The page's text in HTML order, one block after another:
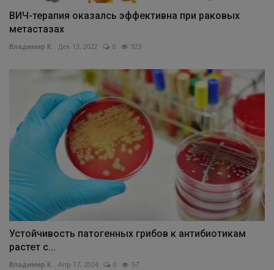
ВИЧ-терапия оказалсь эффективна при раковых
метастазах
Владимир К. Дек 13, 2022 0 323
Устойчивость патогенных грибов к антибиотикам
растет с...
Владимир К. Апр 17, 2024 0 57